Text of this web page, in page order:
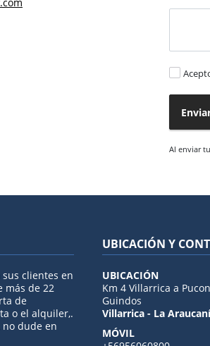
Al enviar
clientes en
más de 22
de
o el alquiler,.
dude en
UBICACIÓN Y
UBICACIÓN
Km 4 Villarrica a
Guindos
Villarrica - La
MÓVIL